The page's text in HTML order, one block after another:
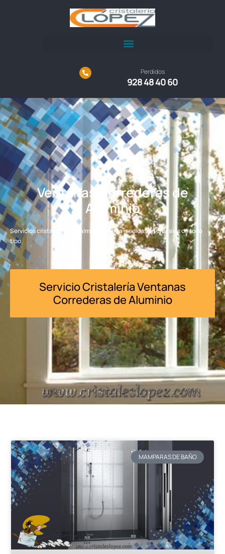
Perdidos
928 48 40 60
Ventanas Correderas de
Aluminio
Servicios cristalería Las Palmas. Cortes a medidas en cristales de todo
tipo.
Servicio Cristalería Ventanas
Correderas de Aluminio
MAMPARAS DE BAÑO